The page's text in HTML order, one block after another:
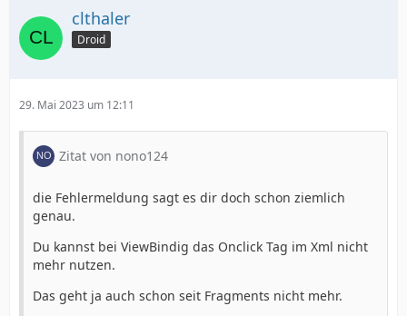
clthaler
Droid
29. Mai 2023 um 12:11
Zitat von nono124
die Fehlermeldung sagt es dir doch schon ziemlich
genau.
Du kannst bei ViewBindig das Onclick Tag im Xml nicht
mehr nutzen.
Das geht ja auch schon seit Fragments nicht mehr.